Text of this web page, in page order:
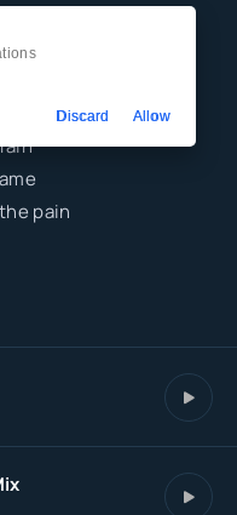
pain
Discard Allow